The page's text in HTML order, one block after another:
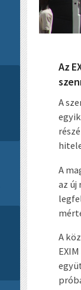
Az
A
A
az új
A